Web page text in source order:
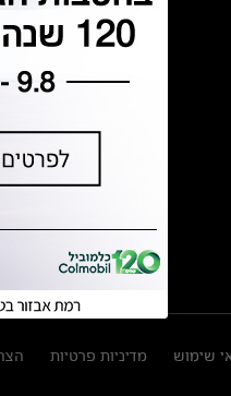
שימוש מדיניות פרטיות